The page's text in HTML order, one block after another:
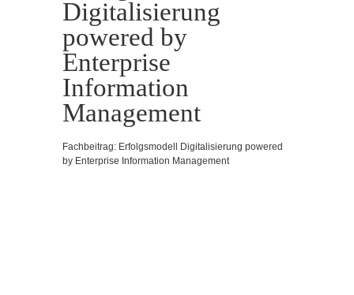
Digitalisierung
powered by
Enterprise
Information
Management
Fachbeitrag: Erfolgsmodell Digitalisierung powered
by Enterprise Information Management